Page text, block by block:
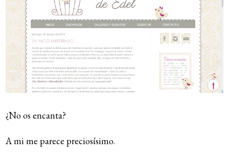
¿No os encanta?
A mi me parece preciosísimo.